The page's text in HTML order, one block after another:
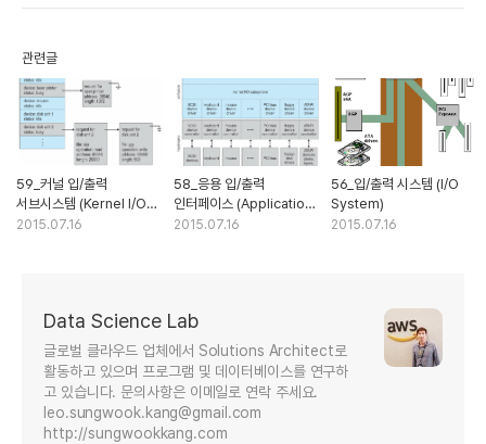
관련글
59_커널 입/출력
서브시스템 (Kernel I/O
Subsystem)
2015.07.16
58_응용 입/출력
인터페이스 (Application
I/O Interface)
2015.07.16
56_입/출력 시스템 (I/O
System)
2015.07.16
Data Science Lab
글로벌 클라우드 업체에서 Solutions Architect로
활동하고 있으며 프로그램 및 데이터베이스를 연구하
고 있습니다. 문의사항은 이메일로 연락 주세요.
leo.sungwook.kang@gmail.com
http://sungwookkang.com